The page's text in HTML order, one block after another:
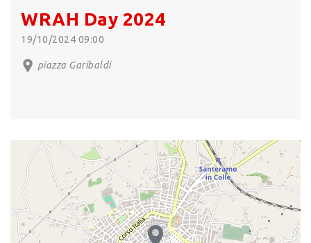
WRAH Day 2024
19/10/2024 09:00
piazza Garibaldi